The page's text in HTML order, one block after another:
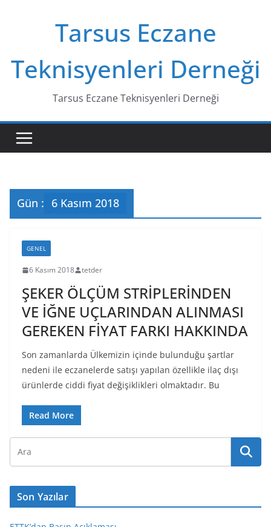
Tarsus Eczane
Teknisyenleri Derneği
Tarsus Eczane Teknisyenleri Derneği
Gün : 6 Kasım 2018
GENEL
6 Kasım 2018 tetder
ŞEKER ÖLÇÜM STRİPLERİNDEN
VE İĞNE UÇLARINDAN ALINMASI
GEREKEN FİYAT FARKI HAKKINDA
Son zamanlarda Ülkemizin içinde bulunduğu şartlar
nedeni ile eczanelerde satışı yapılan özellikle ilaç dışı
ürünlerde ciddi fiyat değişiklikleri olmaktadır. Bu
Read More
Son Yazılar